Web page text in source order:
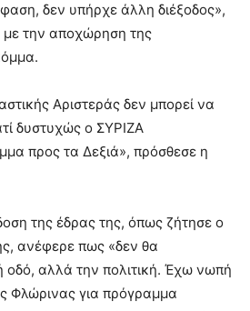
δεν υπήρχε άλλη διέξοδος»,
με την αποχώρηση της
Αριστεράς δεν μπορεί να
δυστυχώς ο ΣΥΡΙΖΑ
προς τα Δεξιά», πρόσθεσε η
της έδρας της, όπως ζήτησε ο
ανέφερε πως «δεν θα
οδό, αλλά την πολιτική. Έχω νωπή
Φλώρινας για πρόγραμμα